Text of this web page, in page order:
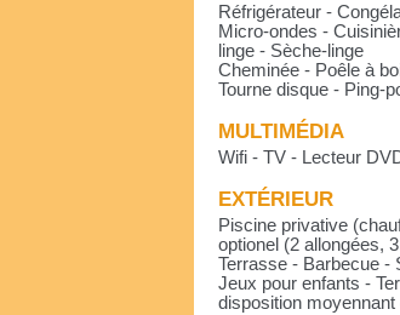
Réfrigérateur -
Micro-ondes -
linge - Sèche-linge
Cheminée - Poêle à
Tourne disque - Ping-
MULTIMÉDIA
Wifi - TV - Lecteur
EXTÉRIEUR
Piscine privative
optionel (2 allongées,
Terrasse - Barbecue -
Jeux pour enfants -
disposition moyennant